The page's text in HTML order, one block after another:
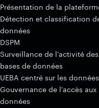
Présentation de la
Détection et classification
données
DSPM
Surveillance de l'activité des
bases de données
UEBA centré sur les données
Gouvernance de l'accès aux
données